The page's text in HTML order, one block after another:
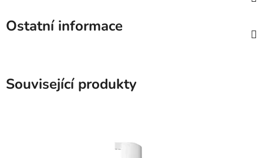
Ostatní informace
Související produkty